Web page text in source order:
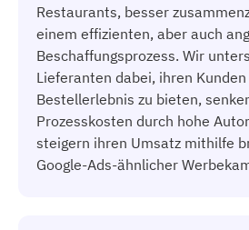
Restaurants, besser
einem effizienten, aber auch
Beschaffungsprozess. Wir
Lieferanten dabei, ihren
Bestellerlebnis zu bieten,
Prozesskosten durch hohe
steigern ihren Umsatz mithilfe
Google-Ads-ähnlicher